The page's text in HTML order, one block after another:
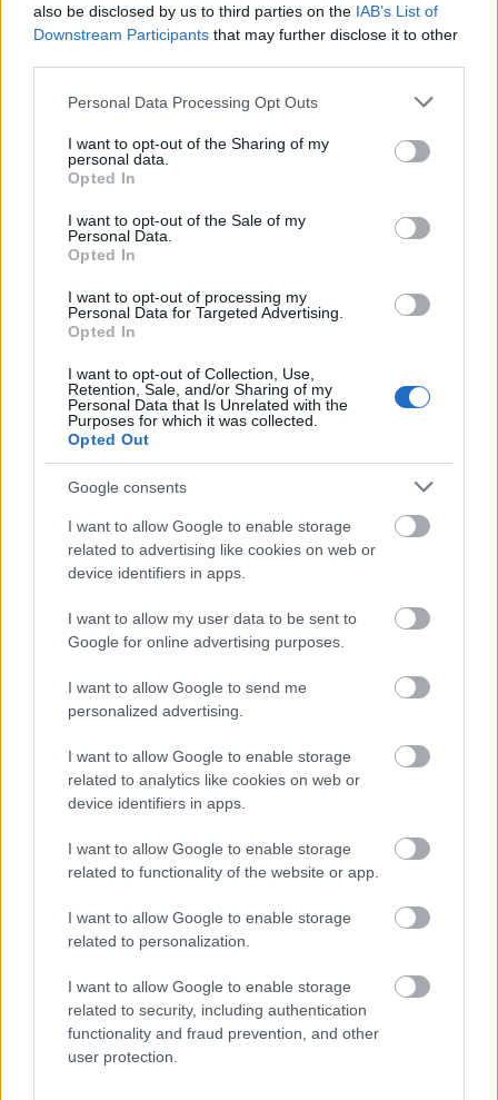
also be disclosed by us to third parties on the IAB’s List of
Downstream Participants that may further disclose it to other
Please note that this website/app uses one or more Google
not limited to your visit or usage behaviour. You may click to
grant or deny consent to Google and its third-party tags to
use your data for below specified purposes in below Google
consent section.
Personal Data Processing Opt Outs
I want to opt-out of the Sharing of my
personal data.
Opted In
I want to opt-out of the Sale of my
Personal Data.
Opted In
I want to opt-out of processing my
Personal Data for Targeted Advertising.
Opted In
I want to opt-out of Collection, Use,
Retention, Sale, and/or Sharing of my
Personal Data that Is Unrelated with the
Purposes for which it was collected.
Opted Out
Google consents
I want to allow Google to enable storage
related to advertising like cookies on web or
device identifiers in apps.
I want to allow my user data to be sent to
Google for online advertising purposes.
I want to allow Google to send me
personalized advertising.
I want to allow Google to enable storage
related to analytics like cookies on web or
device identifiers in apps.
I want to allow Google to enable storage
related to functionality of the website or app.
I want to allow Google to enable storage
related to personalization.
I want to allow Google to enable storage
related to security, including authentication
functionality and fraud prevention, and other
user protection.
Πρόσφατα
Μαρεσει που μερικοι Παναθηναικοι τσιμπατε...
χρονου, ρολιστες απο Μακαμπι θα χτυπαγε ο
Γιαννακοπουλος αυτη την εποχη.....
Kontos 1908
13/04/2026 - 21:25
Αν ισχύει, βαράμε διάλυση και επίσημα πλέον!
JUDGE 13
Kontos 1908
14/04/2026 - 00:26
Μα, διαλυμένοι είμαστε φίλε μου εδώ και 3
χρόνια, δε σου το 'πανε; Τώρα θα διαλύσουμε;
Απάντησε
Likes Απαντήσεις
BEST OFINTERNET